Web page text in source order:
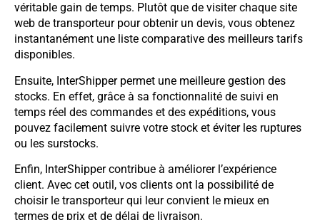
véritable gain de temps. Plutôt que de visiter chaque site
web de transporteur pour obtenir un devis, vous obtenez
instantanément une liste comparative des meilleurs tarifs
disponibles.
Ensuite, InterShipper permet une meilleure gestion des
stocks. En effet, grâce à sa fonctionnalité de suivi en
temps réel des commandes et des expéditions, vous
pouvez facilement suivre votre stock et éviter les ruptures
ou les surstocks.
Enfin, InterShipper contribue à améliorer l’expérience
client. Avec cet outil, vos clients ont la possibilité de
choisir le transporteur qui leur convient le mieux en
termes de prix et de délai de livraison.